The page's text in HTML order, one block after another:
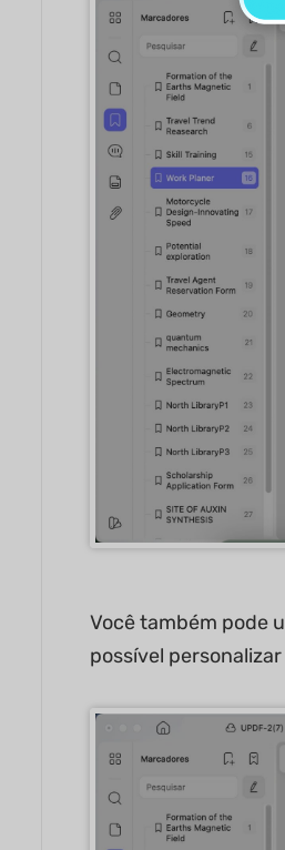
Você também pode
possível